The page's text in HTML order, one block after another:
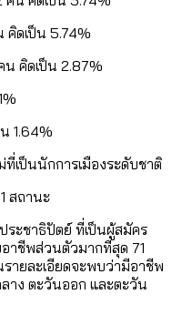
คิดเป็น 5.74%
น คิดเป็น 2.87%
1.64%
เป็นนักการเมืองระดับชาติ
สถานะ
ระชาธิปัตย์ ที่เป็นผู้สมัคร
าชีพส่วนตัวมากที่สุด 71
ายละเอียดจะพบว่ามีอาชีพ
าง ตะวันออก และตะวัน